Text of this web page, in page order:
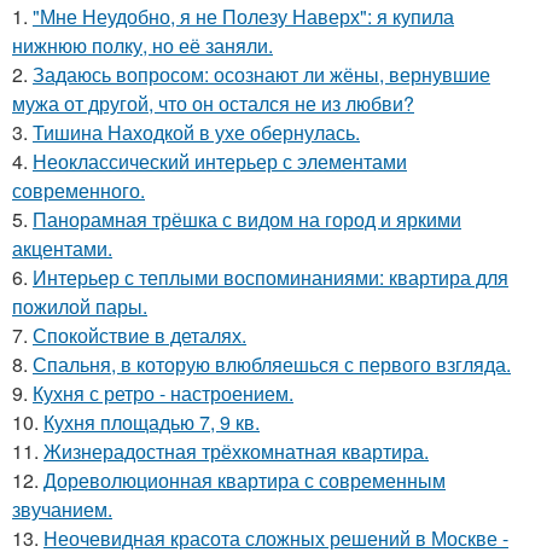
1. "Мне Неудобно, я не Полезу Наверх": я купила
нижнюю полку, но её заняли.
2. Задаюсь вопросом: осознают ли жёны, вернувшие
мужа от другой, что он остался не из любви?
3. Тишина Находкой в ухе обернулась.
4. Неоклассический интерьер с элементами
современного.
5. Панорамная трёшка с видом на город и яркими
акцентами.
6. Интерьер с теплыми воспоминаниями: квартира для
пожилой пары.
7. Спокойствие в деталях.
8. Спальня, в которую влюбляешься с первого взгляда.
9. Кухня с ретро - настроением.
10. Кухня площадью 7, 9 кв.
11. Жизнерадостная трёхкомнатная квартира.
12. Дореволюционная квартира с современным
звучанием.
13. Неочевидная красота сложных решений в Москве -